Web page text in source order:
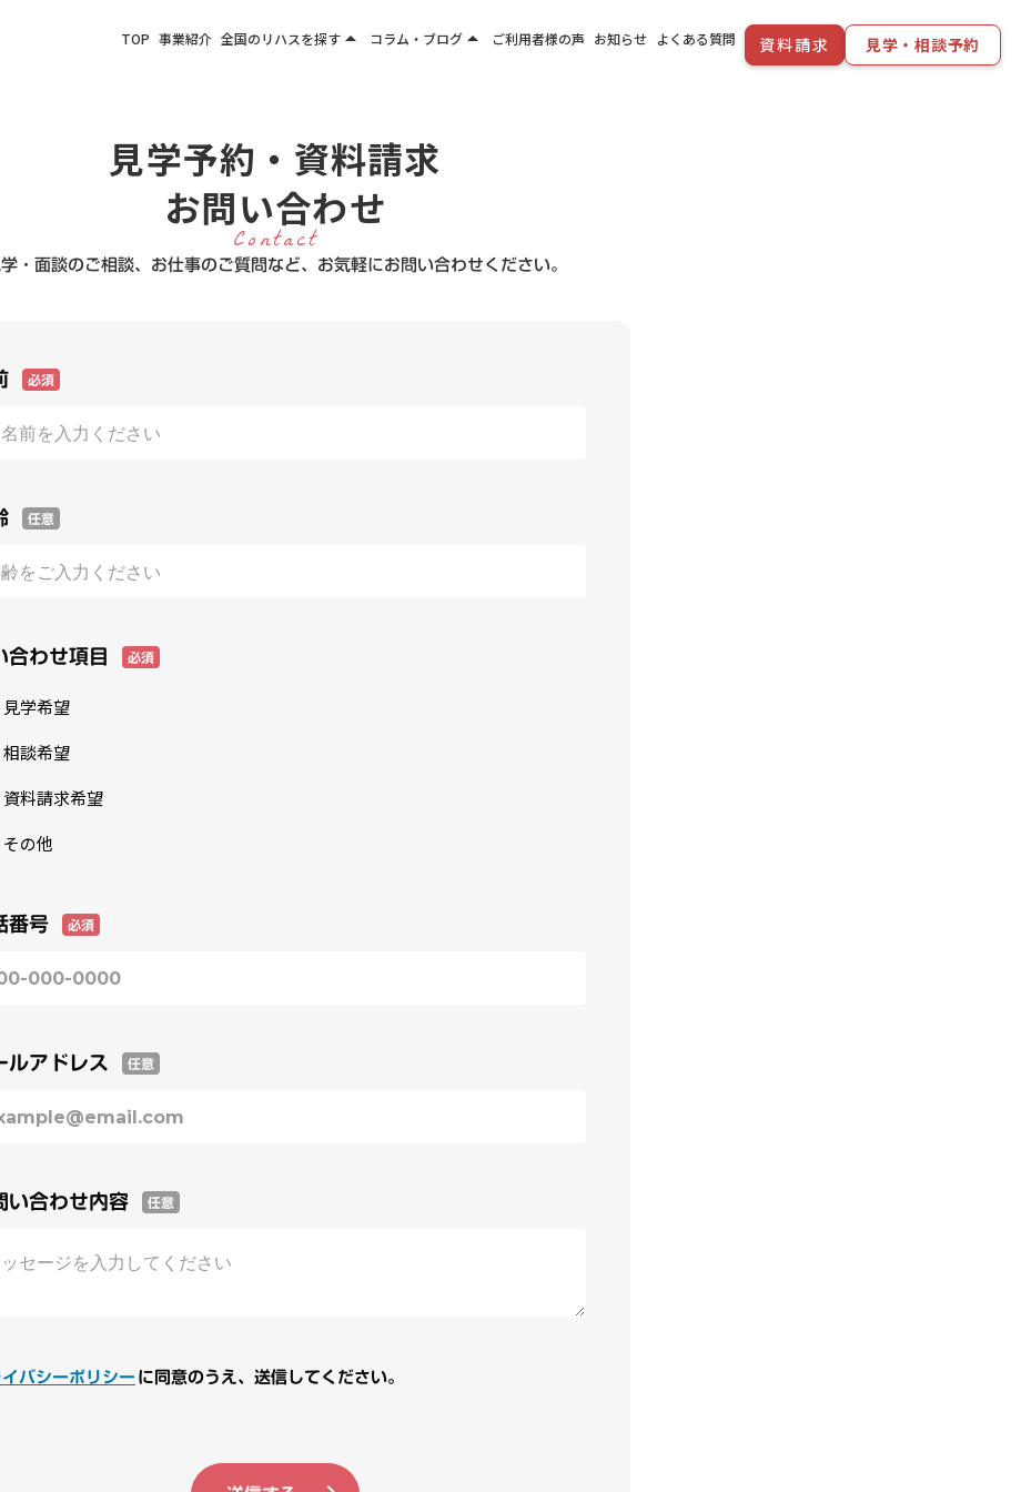
見学予約・資料請求
お問い合わせ
Contact
・面談のご相談、お仕事のご質問など、お気軽にお問い合わせください。
TOP 事業紹介 全国のリハスを探すarrow_drop_up
甲信越エリア
北陸エリア
東海エリア
関西エリア
コラム・ブログarrow_drop_up ご利用者様の声 お知らせ よくある質問 資料請求 見学・相談予約
必須
任意
合わせ項目 必須
見学希望
相談希望
資料請求希望
その他
番号 必須
ルアドレス 任意
い合わせ内容 任意
バシーポリシーに同意のうえ、 送信してください。